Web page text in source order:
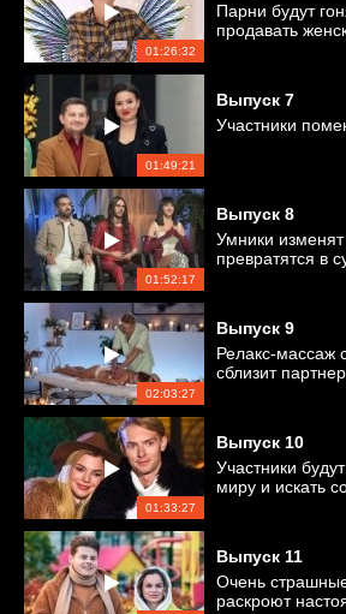
01:26:32
Парни будут
продавать
01:49:21
Выпуск 7
Участники
01:52:17
Выпуск 8
Умники
превратятся в
02:03:27
Выпуск 9
Релакс-массаж
сблизит
01:33:27
Выпуск 10
Участники
миру и искать
Выпуск 11
Очень
раскроют